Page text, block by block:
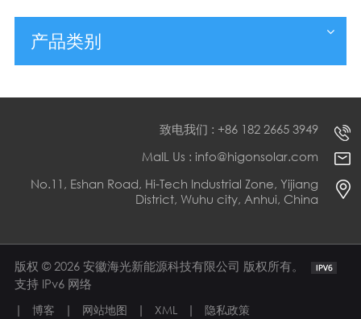
产品类别
致电我们 : +86 182 2665 3949
MaIL Us : info@higonsolar.com
No.11, Eshan Road, Hi-Tech Industrial Zone, Yijiang
District, Wuhu city, Anhui, China
版权 © 2026 安徽海光新能源科技有限公司 版权所有。
支持 IPv6 网络
|
博客 | 网站地图 | XML | 隐私政策